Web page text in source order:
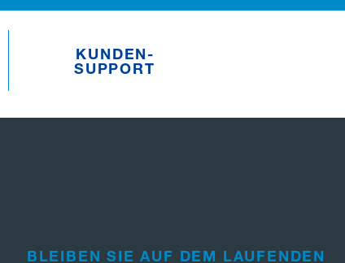
KUNDEN­­
SUPPORT
BLEIBEN SIE AUF DEM LAUFENDEN